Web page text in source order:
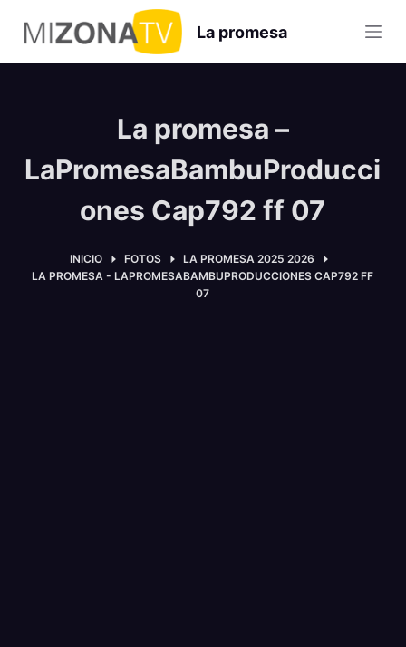
S
a
l
La promesa
La promesa –
LaPromesaBambuProducci
ones Cap792 ff 07
INICIO FOTOS
LA PROMESA 2025 2026
LA PROMESA - LAPROMESABAMBUPRODUCCIONES CAP792 FF
07